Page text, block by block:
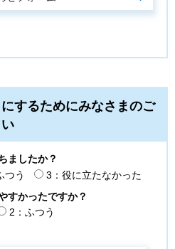
するためにみなさまのご
ましたか？
つう
3：役に立たなかった
すかったですか？
2：ふつう